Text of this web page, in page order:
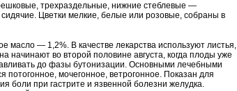
трехраздельные, нижние стеблевые —
Цветки мелкие, белые или розовые, собраны в
масло — 1,2%. В качестве лекарства используют листья,
начинают во второй половине августа, когда плоды уже
до фазы бутонизации. Основными лечебными
потогонное, мочегонное, ветрогонное. Показан для
боли при гастрите и язвенной болезни желудка.